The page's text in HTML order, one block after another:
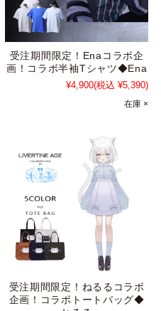
受注期間限定！Enaコラボ企
画！コラボ半袖Tシャツ◆Ena
¥4,900(税込 ¥5,390)
在庫 ×
受注期間限定！ねるるコラボ
企画！コラボトートバッグ◆